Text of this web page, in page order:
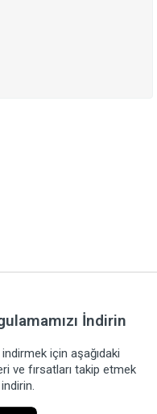
İndirin
için aşağıdaki
ve fırsatları takip etmek